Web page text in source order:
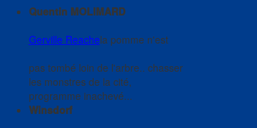
Quentin MOLIMARD
Gerville Reachela pomme n'est
pas tombé loin de l'arbre.. chasser
les monstres de la cité,
programme inachevé...
Winsdorf